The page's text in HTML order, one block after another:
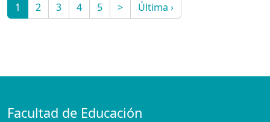
1 2 3 4 5 > Última ›
Facultad de Educación